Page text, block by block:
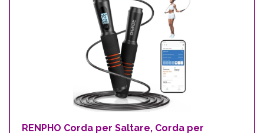
RENPHO Corda per Saltare, Corda per